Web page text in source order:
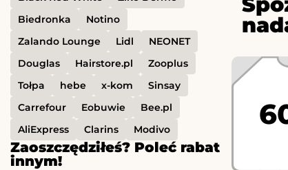
Biedronka
Notino
Zalando Lounge
Lidl
NEONET
Douglas
Hairstore.pl
Zooplus
Tołpa
hebe x-kom
Sinsay
Carrefour
Eobuwie
Bee.pl
AliExpress
Clarins Modivo
Zaoszczędziłeś? Poleć rabat
innym!